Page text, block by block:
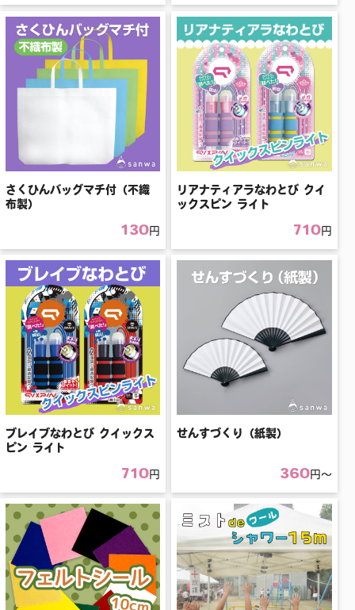
さくひんバッグマチ付（不織
布製）
130円
リアナティアラなわとび クイ
ックスピン ライト
710円
ブレイブなわとび クイックス
ピン ライト
710円
せんすづくり（紙製）
360円〜